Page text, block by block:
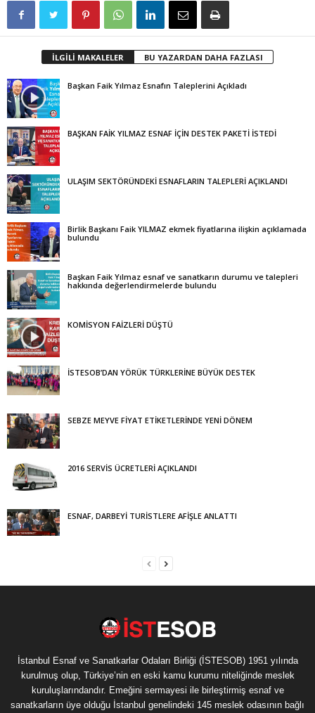
İLGİLİ MAKALELER BU YAZARDAN DAHA FAZLASI
Başkan Faik Yılmaz Esnafın Taleplerini Açıkladı
BAŞKAN FAİK YILMAZ ESNAF İÇİN DESTEK PAKETİ İSTEDİ
ULAŞIM SEKTÖRÜNDEKİ ESNAFLARIN TALEPLERİ AÇIKLANDI
Birlik Başkanı Faik YILMAZ ekmek fiyatlarına ilişkin açıklamada
bulundu
Başkan Faik Yılmaz esnaf ve sanatkarın durumu ve talepleri
hakkında değerlendirmelerde bulundu
KOMİSYON FAİZLERİ DÜŞTÜ
İSTESOB’DAN YÖRÜK TÜRKLERİNE BÜYÜK DESTEK
SEBZE MEYVE FİYAT ETİKETLERİNDE YENİ DÖNEM
2016 SERVİS ÜCRETLERİ AÇIKLANDI
ESNAF, DARBEYİ TURİSTLERE AFİŞLE ANLATTI
İstanbul Esnaf ve Sanatkarlar Odaları Birliği (İSTESOB) 1951 yılında
kurulmuş olup, Türkiye’nin en eski kamu kurumu niteliğinde meslek
kuruluşlarındandır. Emeğini sermayesi ile birleştirmiş esnaf ve
sanatkarların üye olduğu İstanbul genelindeki 145 meslek odasının bağlı